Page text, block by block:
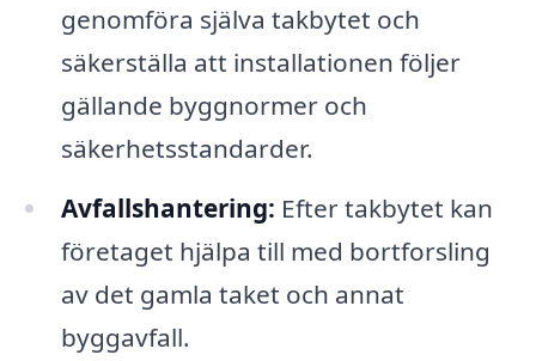
genomföra själva takbytet och
säkerställa att installationen följer
gällande byggnormer och
säkerhetsstandarder.
Avfallshantering: Efter takbytet kan
företaget hjälpa till med bortforsling
av det gamla taket och annat
byggavfall.